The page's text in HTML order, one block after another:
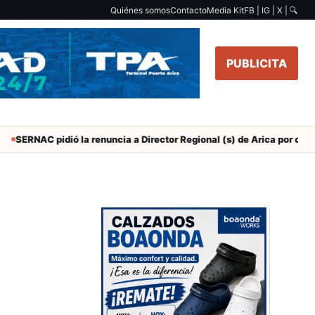
Quiénes somosContactoMedia KitFB | IG | X | 🔍
PUBLICITA
pidió la renuncia a Director Regional (s) de Arica por contratar